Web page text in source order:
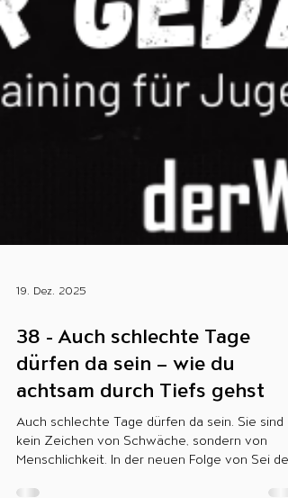
19. Dez. 2025
38 - Auch schlechte Tage
dürfen da sein – wie du
achtsam durch Tiefs gehst
Auch schlechte Tage dürfen da sein. Sie sind
kein Zeichen von Schwäche, sondern von